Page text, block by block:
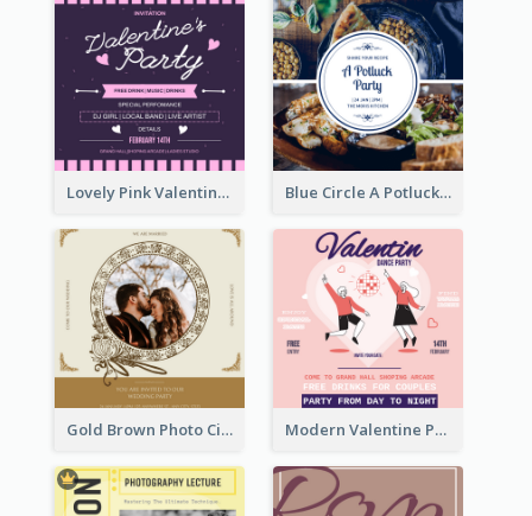
Lovely Pink Valentine Celebration Invitation Design Ideas Blue Circle A Potluck Party Invitation
Gold Brown Photo Circle Wedding Invitation Modern Valentine Party Pink Invitation Design Templates